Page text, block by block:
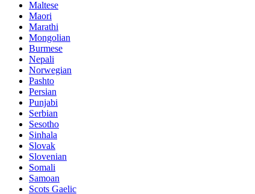
Maltese
Maori
Marathi
Mongolian
Burmese
Nepali
Norwegian
Pashto
Persian
Punjabi
Serbian
Sesotho
Sinhala
Slovak
Slovenian
Somali
Samoan
Scots Gaelic